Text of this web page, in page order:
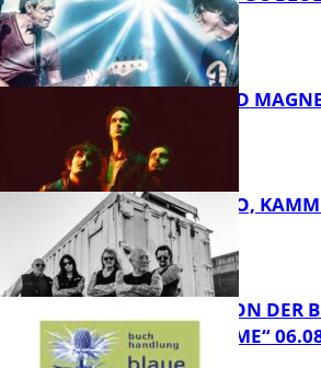
KAMMGARN
FB Kultur
DIRTY SOUND
ROSE TATTOO,
LESETIPPS VON
„BLAUE BLUME“